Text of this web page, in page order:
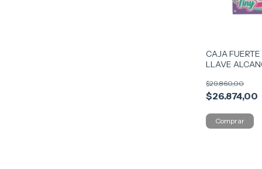
CAJA
LLAVE
$26.874,00
$29.860,00